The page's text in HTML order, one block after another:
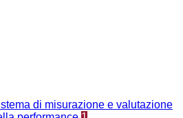
di misurazione e valutazione